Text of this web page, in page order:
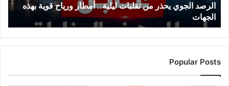
قوية
بهذه
الجهات
الرصد الجوي يحذر من تقلبات ليلية.. أمطار ورياح قوية بهذه
الجهات
Popular Posts